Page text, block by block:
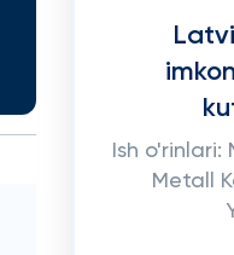
Ish
Metall